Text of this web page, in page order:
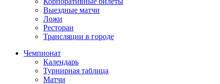
Выездные матчи
Ложи
Ресторан
Трансляции в городе
Чемпионат
Календарь
Турнирная таблица
Матчи